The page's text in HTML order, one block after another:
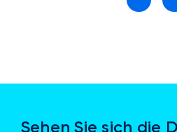
Sehen Sie sich die